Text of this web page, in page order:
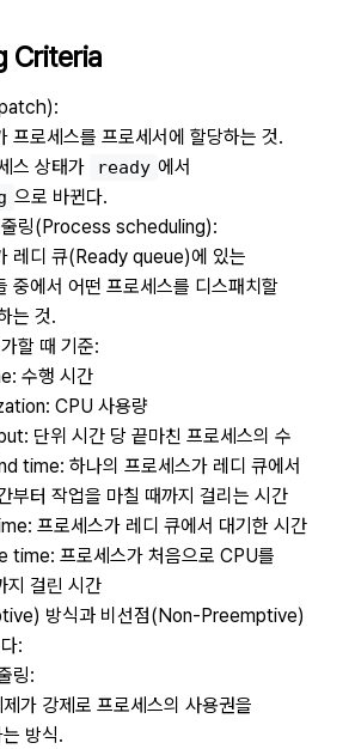
Criteria
프로세스를 프로세서에 할당하는 것.
스 상태가
ready 에서
으로 바뀐다.
줄링(Process scheduling):
레디 큐(Ready queue)에 있는
중에서 어떤 프로세스를 디스패치할
는 것.
할 때 기준:
수행 시간
CPU 사용량
단위 시간 당 끝마친 프로세스의 수
time: 하나의 프로세스가 레디 큐에서
부터 작업을 마칠 때까지 걸리는 시간
프로세스가 레디 큐에서 대기한 시간
time: 프로세스가 처음으로 CPU를
지 걸린 시간
방식과 비선점(Non-Preemptive)
:
링:
가 강제로 프로세스의 사용권을
방식.